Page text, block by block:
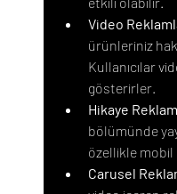
Video
ürünleriniz
Kullanıcılar
gösterirler.
Hikaye
bölümünde
özellikle mobil
Carusel